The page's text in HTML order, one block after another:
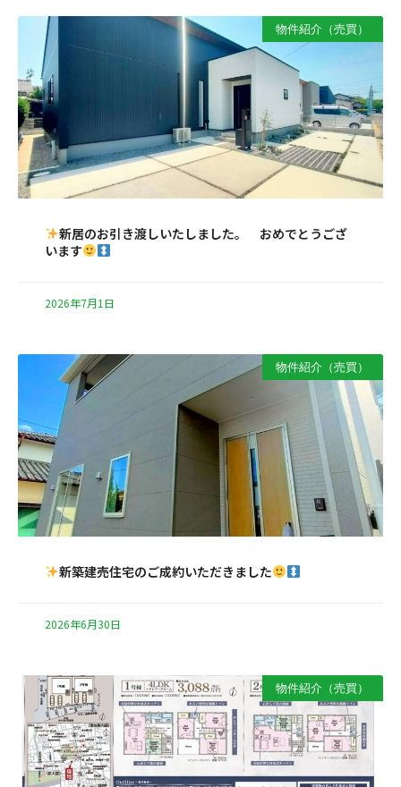
物件紹介（売買）
新居のお引き渡しいたしました。 おめでとうござ
います
2026年7月1日
物件紹介（売買）
新築建売住宅のご成約いただきました
2026年6月30日
物件紹介（売買）